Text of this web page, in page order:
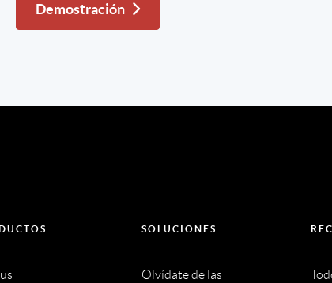
Demostración
SOLUCIONES
Olvídate de las